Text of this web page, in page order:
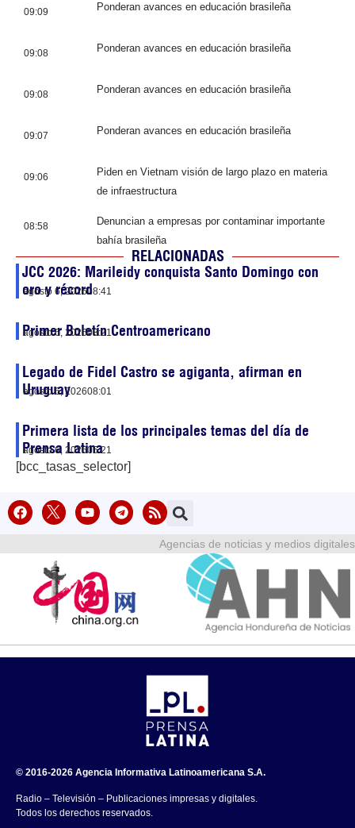
09:09 Ponderan avances en educación brasileña
09:08 Ponderan avances en educación brasileña
09:08 Ponderan avances en educación brasileña
09:07 Ponderan avances en educación brasileña
09:06
Piden en Vietnam visión de largo plazo en materia
de infraestructura
08:58
Denuncian a empresas por contaminar importante
bahía brasileña
RELACIONADAS
JCC 2026: Marileidy conquista Santo Domingo con
oro y récord
agosto 6, 202608:41
Primer Boletín Centroamericano
agosto 6, 202608:21
Legado de Fidel Castro se agiganta, afirman en
Uruguay
agosto 6, 202608:01
Primera lista de los principales temas del día de
Prensa Latina
agosto 6, 202605:21
[bcc_tasas_selector]
Agencias de noticias y medios digitales
© 2016-2026 Agencia Informativa Latinoamericana S.A.
Radio – Televisión – Publicaciones impresas y digitales.
Todos los derechos reservados.